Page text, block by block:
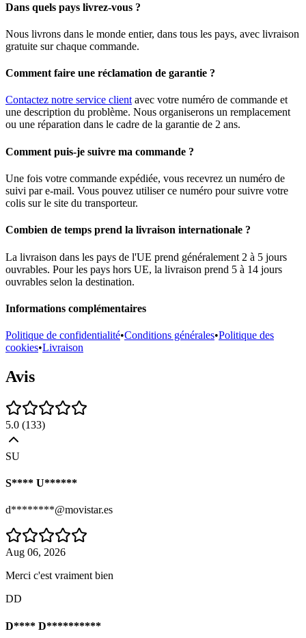
Dans quels pays livrez-vous ?
Nous livrons dans le monde entier, dans tous les pays, avec livraison
gratuite sur chaque commande.
Comment faire une réclamation de garantie ?
Contactez notre service clientavec votre numéro de commande et
une description du problème. Nous organiserons un remplacement
ou une réparation dans le cadre de la garantie de 2 ans.
Comment puis-je suivre ma commande ?
Une fois votre commande expédiée, vous recevrez un numéro de
suivi par e-mail. Vous pouvez utiliser ce numéro pour suivre votre
colis sur le site du transporteur.
Combien de temps prend la livraison internationale ?
La livraison dans les pays de l'UE prend généralement 2 à 5 jours
ouvrables. Pour les pays hors UE, la livraison prend 5 à 14 jours
ouvrables selon la destination.
Informations complémentaires
Politique de confidentialité•Conditions générales•Politique des
cookies•Livraison
Avis
5.0 (133)
SU
S**** U******
d********@movistar.es
Aug 06, 2026
Merci c'est vraiment bien
DD
D**** D**********